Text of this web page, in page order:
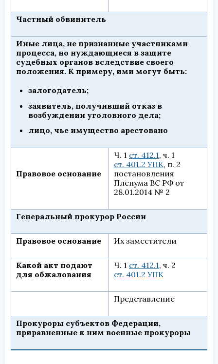
Частный обвинитель
Иные лица, не признанные участниками
процесса, но нуждающиеся в защите
судебных органов вследствие своего
положения. К примеру, ими могут быть:
залогодатель;
заявитель, получивший отказ в
возбуждении уголовного дела;
лицо, чье имущество арестовано
Правовое основание
Ч. 1 ст. 412.1, ч. 1
ст. 401.2 УПК, п. 2
постановления
Пленума ВС РФ от
28.01.2014 № 2
Генеральный прокурор России
Правовое основание Их заместители
Какой акт подают
для обжалования
Ч. 1 ст. 412.1, ч. 2
ст. 401.2 УПК
Представление
Прокуроры субъектов Федерации,
приравненные к ним военные прокуроры